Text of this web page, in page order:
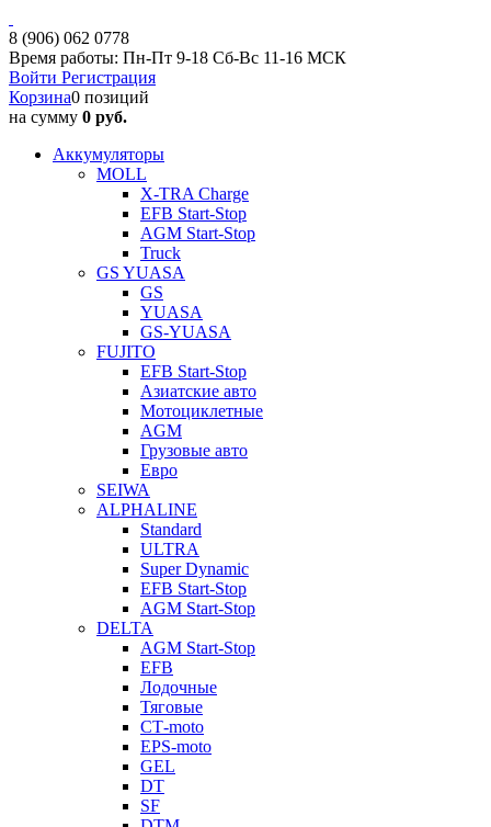
8 (906) 062 0778
Время работы: Пн-Пт 9-18 Сб-Вс 11-16 МСК
Войти Регистрация
Корзина0 позиций
на сумму 0 руб.
Аккумуляторы
MOLL
X-TRA Charge
EFB Start-Stop
AGM Start-Stop
Truck
GS YUASA
GS
YUASA
GS-YUASA
FUJITO
EFB Start-Stop
Азиатские авто
Мотоциклетные
AGM
Грузовые авто
Евро
SEIWA
ALPHALINE
Standard
ULTRA
Super Dynamic
EFB Start-Stop
AGM Start-Stop
DELTA
AGM Start-Stop
EFB
Лодочные
Тяговые
СТ-moto
EPS-moto
GEL
DT
SF